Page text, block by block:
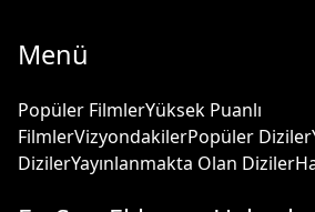
Menü
Popüler FilmlerYüksek Puanlı
FilmlerVizyondakilerPopüler Diziler
DizilerYayınlanmakta Olan Diziler